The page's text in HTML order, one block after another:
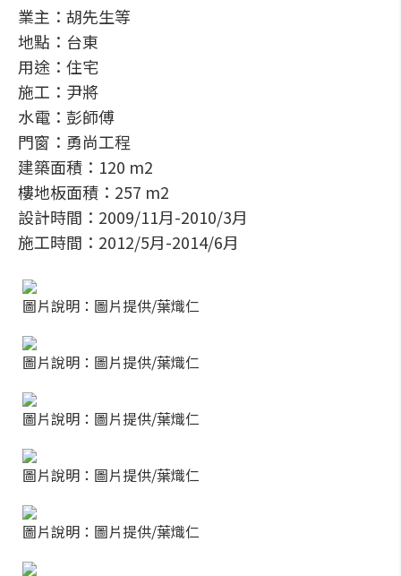
業主：胡先生等
地點：台東
用途：住宅
施工：尹將
水電：彭師傅
門窗：勇尚工程
建築面積：120 m2
樓地板面積：257 m2
設計時間：2009/11月-2010/3月
施工時間：2012/5月-2014/6月
圖片說明：圖片提供/葉熾仁
圖片說明：圖片提供/葉熾仁
圖片說明：圖片提供/葉熾仁
圖片說明：圖片提供/葉熾仁
圖片說明：圖片提供/葉熾仁